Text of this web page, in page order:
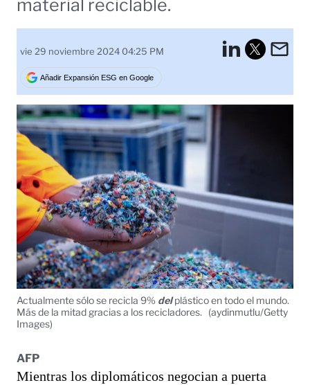
material reciclable.
vie 29 noviembre 2024 04:25 PM
Añadir Expansión ESG en Google
Actualmente sólo se recicla 9% delplástico en todo el mundo.
Más de la mitad gracias a los recicladores.
(aydinmutlu/Getty
Images)
AFP
Mientras los diplomáticos negocian a puerta